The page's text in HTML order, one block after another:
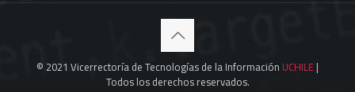
© 2021 Vicerrectoría de Tecnologías de la Información UCHILE|
Todos los derechos reservados.